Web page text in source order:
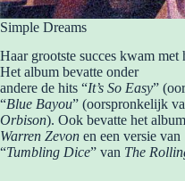
Simple Dreams
Haar grootste succes kwam met
Het album bevatte onder
andere de hits “It’s So Easy”
“Blue Bayou” (oorspronkelijk
Orbison). Ook bevatte het
Warren Zevon en een versie van
“Tumbling Dice” van The